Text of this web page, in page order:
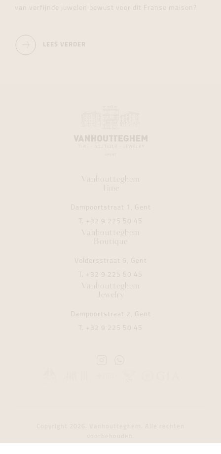
van verfijnde juwelen bewust voor dit Franse maison?
LEES VERDER
Vanhoutteghem
Time
Dampoortstraat 1, Gent
T. +32 9 225 50 45
Vanhoutteghem
Boutique
Voldersstraat 6, Gent
T. +32 9 225 50 45
Vanhoutteghem
Jewelry
Dampoortstraat 2, Gent
T. +32 9 225 50 45